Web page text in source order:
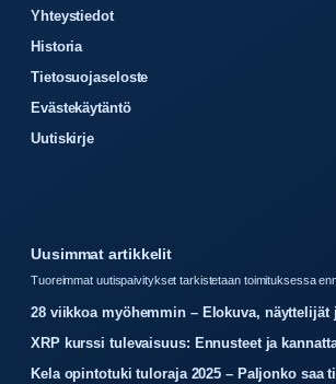
Yhteystiedot
Historia
Tietosuojaseloste
Evästekäytäntö
Uutiskirje
Uusimmat artikkelit
Tuoreimmat uutispaivitykset tarkistetaan toimituksessa
28 viikkoa myöhemmin – Elokuva, näyttelijät
XRP kurssi tulevaisuus: Ennusteet ja
Kela opintotuki tuloraja 2025 – Paljonko saa